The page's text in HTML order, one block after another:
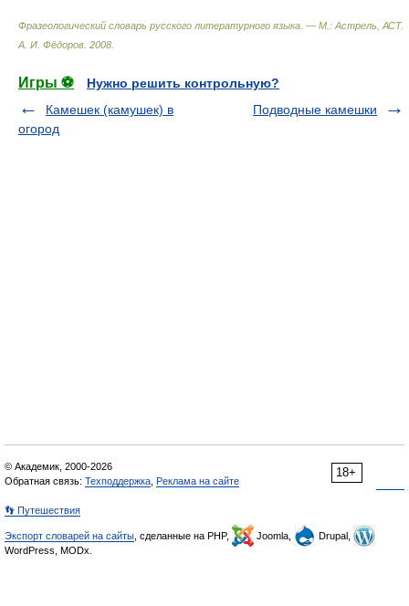
Фразеологический словарь русского литературного языка. — М.: Астрель, АСТ.
А. И. Фёдоров 2008
Игры ⚽
Нужно решить контрольную?
Камешек (камушек) в
огород
Подводные камешки
18+
© Академик, 2000-2026
Обратная связь: Техподдержка Реклама на сайте
👣 Путешествия
Экспорт словарей на сайты , сделанные на PHP, Joomla,
Drupal,
WordPress, MODx.